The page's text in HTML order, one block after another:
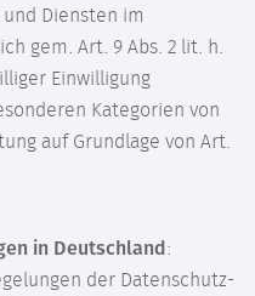
Diensten im
gem. Art. 9 Abs. 2 lit. h.
Einwilligung
Kategorien von
auf Grundlage von Art.
in Deutschland :
der Datenschutz-